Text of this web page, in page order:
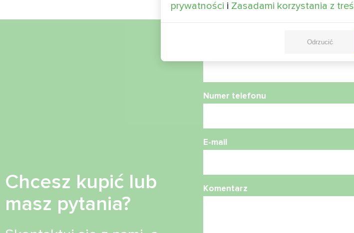
Chcesz kupić lub
masz pytania?
Numer telefonu
E-mail
Komentarz
prywatności i Zasadami korzystania z
Odrzucić